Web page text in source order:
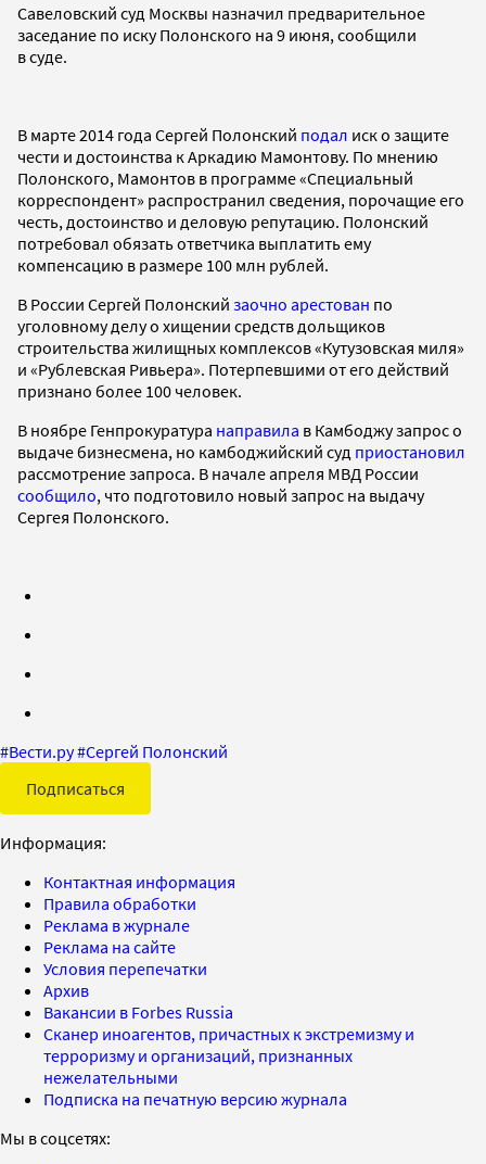
Савеловский суд Москвы назначил предварительное
заседание по иску Полонского на 9 июня, сообщили
в суде.
В марте 2014 года Сергей Полонский подал иск о защите
чести и достоинства к Аркадию Мамонтову. По мнению
Полонского, Мамонтов в программе «Специальный
корреспондент» распространил сведения, порочащие его
честь, достоинство и деловую репутацию. Полонский
потребовал обязать ответчика выплатить ему
компенсацию в размере 100 млн рублей.
В России Сергей Полонский заочно арестован по
уголовному делу о хищении средств дольщиков
строительства жилищных комплексов «Кутузовская миля»
и «Рублевская Ривьера». Потерпевшими от его действий
признано более 100 человек.
В ноябре Генпрокуратура направила в Камбоджу запрос о
выдаче бизнесмена, но камбоджийский суд приостановил
рассмотрение запроса. В начале апреля МВД России
сообщило, что подготовило новый запрос на выдачу
Сергея Полонского.
#Вести.ру#Сергей Полонский
Подписаться
Информация:
Контактная информация
Правила обработки
Реклама в журнале
Реклама на сайте
Условия перепечатки
Архив
Вакансии в Forbes Russia
Сканер иноагентов, причастных к экстремизму и
терроризму и организаций, признанных
нежелательными
Подписка на печатную версию журнала
Мы в соцсетях: